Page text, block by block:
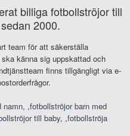
billiga fotbollströjor till
2000.
team för att säkerställa
känna sig uppskattad och
finns tillgängligt via e-
namn ,fotbollströjor barn med
till baby ,fotbollströja